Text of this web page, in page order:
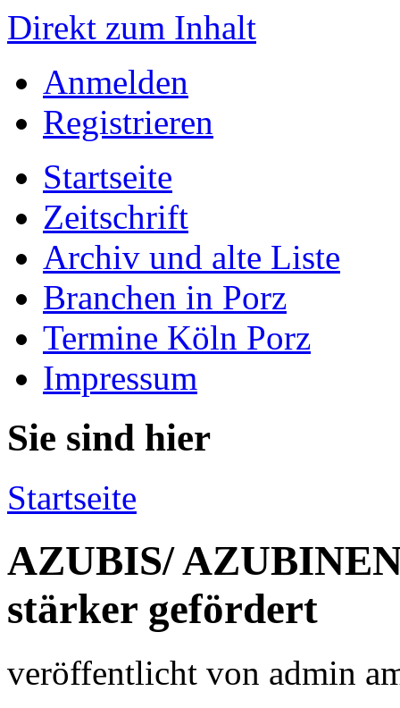
Direkt zum Inhalt
Anmelden
Registrieren
Startseite
Zeitschrift
Archiv und alte Liste
Branchen in Porz
Termine Köln Porz
Impressum
Sie sind hier
Startseite
AZUBIS/
stärker gefördert
veröffentlicht von admin